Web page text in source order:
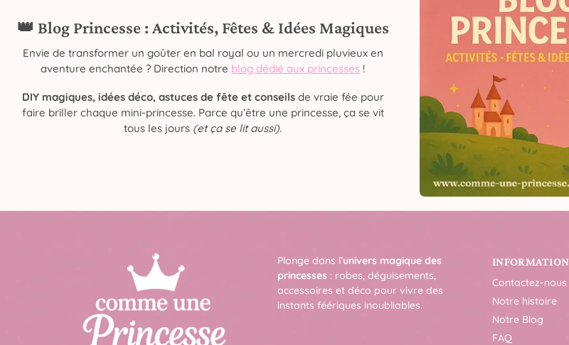
👑 Blog Princesse : Activités, Fêtes & Idées Magiques
Envie de transformer un goûter en bal royal ou un mercredi pluvieux en
aventure enchantée ? Direction notre blog dédié aux princesses !
DIY magiques, idées déco, astuces de fête et conseilsde vraie fée pour
faire briller chaque mini-princesse. Parce qu’être une princesse, ça se vit
tous les jours (et ça se lit aussi).
Plonge dans l’univers magique des
princesses : robes, déguisements,
accessoires et déco pour vivre des
instants féériques inoubliables.
INFORMATION
Contactez-nous
Notre histoire
Notre Blog
FAQ